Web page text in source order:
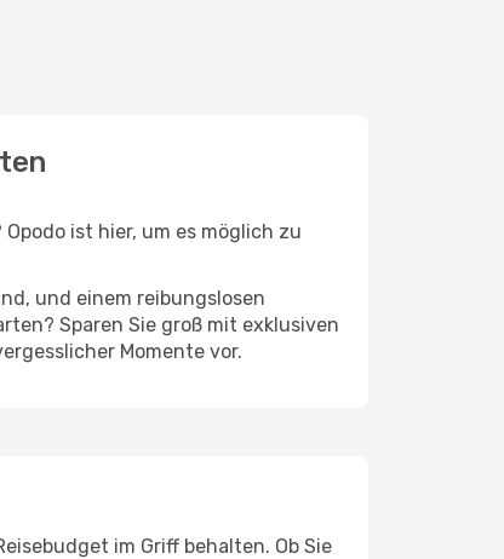
ist hier, um es möglich zu
und einem reibungslosen
Sparen Sie groß mit exklusiven
Momente vor.
im Griff behalten. Ob Sie